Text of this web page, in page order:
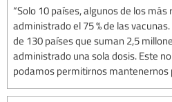
“Solo 10 países, algunos de los
administrado el 75 % de las
de 130 países que suman 2,5
administrado una sola dosis. Este
podamos permitirnos mantenernos